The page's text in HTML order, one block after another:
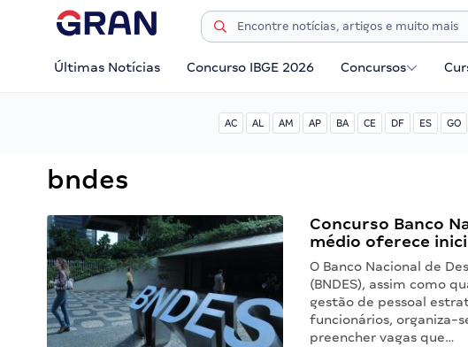
Últimas Notícias Concurso IBGE 2026 Concursos
AC AL AM AP BA CE DF ES GO
bndes
Concurso Banco
médio oferece
O Banco Nacional de
(BNDES), assim como
gestão de pessoal
funcionários, organiza-
preencher vagas que…